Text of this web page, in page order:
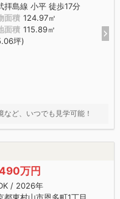
拝島線 小平 徒歩17分
面積 124.97㎡
面積 115.89㎡
坪)
ど、いつでも見学可能！
万円
/ 2026年